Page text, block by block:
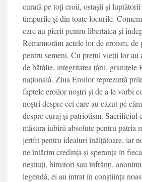
curată pe toți eroii, ostașii și
timpurile și din toate locurile.
care au pierit pentru libertatea și
Rememorăm actele lor de eroism,
pentru semeni. Cu prețul vieții lor au
de bătălie, integritatea țării, granițele
națională. Ziua Eroilor reprezintă
faptele eroilor noștri și de a le vorbi
noștri despre cei care au căzut pe
despre curaj și patriotism. Sacrificiul
măsura iubirii absolute pentru patria
jertfit pentru idealuri înălțătoare, iar
ne întărim credința și speranța în
neștiuți, biruitori sau înfrânți,
legendă, ei au intrat în conștiința